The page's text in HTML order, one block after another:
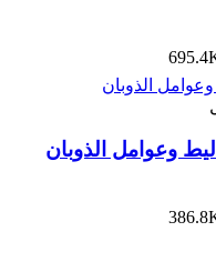
وعوامل الذوبان